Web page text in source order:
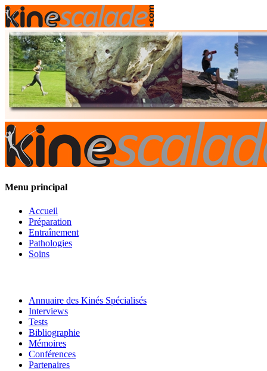
Menu principal
Accueil
Préparation
Entraînement
Pathologies
Soins
Annuaire des Kinés Spécialisés
Interviews
Tests
Bibliographie
Mémoires
Conférences
Partenaires